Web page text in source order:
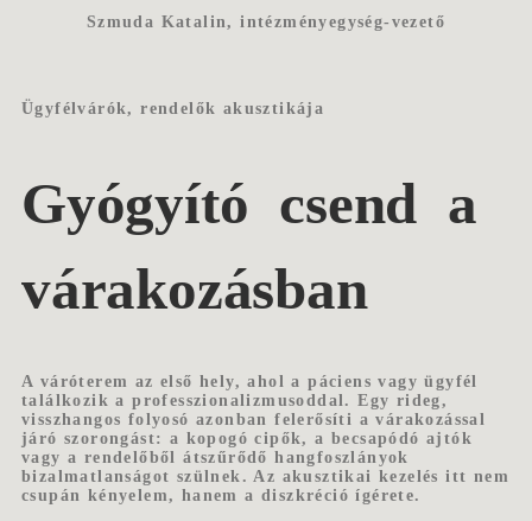
Szmuda Katalin, intézményegység-vezető
Ügyfélvárók, rendelők akusztikája
Gyógyító csend a
várakozásban
A váróterem az első hely, ahol a páciens vagy ügyfél
találkozik a professzionalizmusoddal. Egy rideg,
visszhangos folyosó azonban felerősíti a várakozással
járó szorongást: a kopogó cipők, a becsapódó ajtók
vagy a rendelőből átszűrődő hangfoszlányok
bizalmatlanságot szülnek. Az akusztikai kezelés itt nem
csupán kényelem, hanem a diszkréció ígérete.